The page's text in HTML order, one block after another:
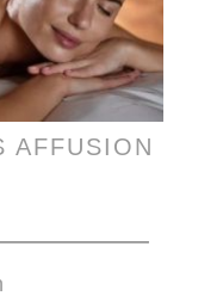
AFFUSION